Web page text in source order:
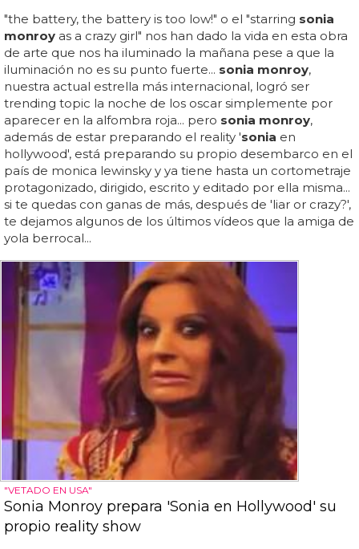
"the battery, the battery is too low!" o el "starring sonia
monroy as a crazy girl" nos han dado la vida en esta obra
de arte que nos ha iluminado la mañana pese a que la
iluminación no es su punto fuerte... sonia monroy,
nuestra actual estrella más internacional, logró ser
trending topic la noche de los oscar simplemente por
aparecer en la alfombra roja... pero sonia monroy,
además de estar preparando el reality 'sonia en
hollywood', está preparando su propio desembarco en el
país de monica lewinsky y ya tiene hasta un cortometraje
protagonizado, dirigido, escrito y editado por ella misma...
si te quedas con ganas de más, después de 'liar or crazy?',
te dejamos algunos de los últimos vídeos que la amiga de
yola berrocal...
"VETADO EN USA"
Sonia Monroy prepara 'Sonia en Hollywood' su
propio reality show